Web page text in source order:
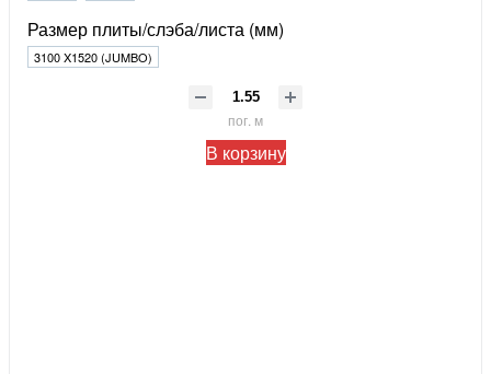
Размер плиты/слэба/листа (мм)
3100 X1520 (JUMBO)
пог. м
В корзину